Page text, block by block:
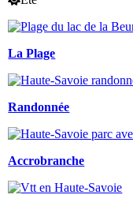
La Plage
Randonnée
Accrobranche